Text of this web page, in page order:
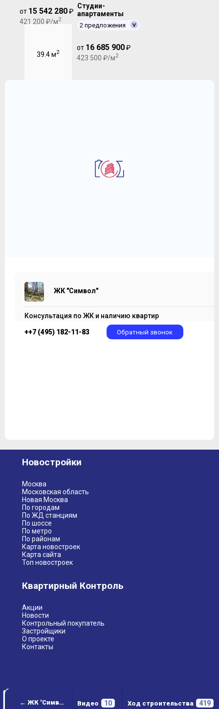
← ЖК "Символ" Видео 10 Ход строительства 419
от 15 542 280₽
421 200 ₽/м2
Студии-
апартаменты
2 предложения
39.4 м2
от 16 685 900₽
423 500 ₽/м2
ЖК "Символ"
Консультация по ЖК и наличию квартир
++7 (495) 182-11-83 Обратный звонок
Новостройки
Москва
Московская область
Новая Москва
По городам
По ЖД станциям
По шоссе
По метро
По районам
Карта новостроек
Карта сайта
Топ новостроек
Квартирный Контроль
Акции
Новости
Контрольный покупатель
Застройщики
О проекте
Контакты